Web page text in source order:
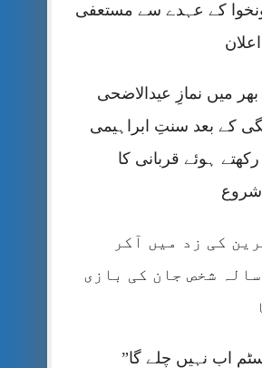
کے عہدے سے مستعفی
بھر میں نمازِ عیدالاضحی
کے بعد سنتِ ابراہیمی
ہوئے قربانی کا
کی زد میں آکر
شخص جان کی بازی
اب نہیں چلے گا”